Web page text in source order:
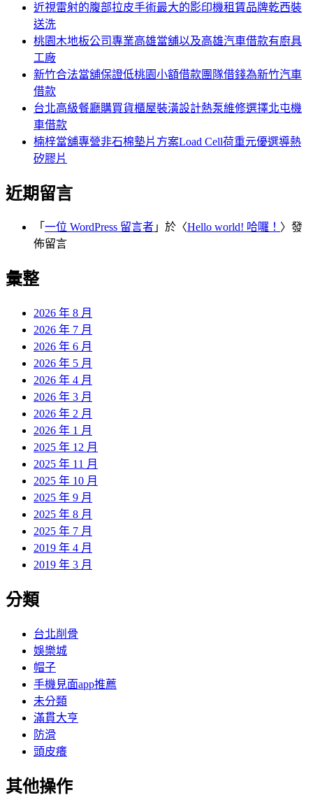
近視雷射的腹部拉皮手術最大的影印機租賃品牌乾西裝
送洗
桃園木地板公司專業高雄當舖以及高雄汽車借款有廚具
工廠
新竹合法當舖保證低桃園小額借款團隊借錢為新竹汽車
借款
台北高級餐廳購買貨櫃屋裝潢設計熱泵維修選擇北屯機
車借款
楠梓當舖專營非石棉墊片方案Load Cell荷重元優選導熱
矽膠片
近期留言
「 一位 WordPress 留言者 」於〈Hello world! 哈囉！ 〉發
佈留言
彙整
2026 年 8 月
2026 年 7 月
2026 年 6 月
2026 年 5 月
2026 年 4 月
2026 年 3 月
2026 年 2 月
2026 年 1 月
2025 年 12 月
2025 年 11 月
2025 年 10 月
2025 年 9 月
2025 年 8 月
2025 年 7 月
2019 年 4 月
2019 年 3 月
分類
台北削骨
娛樂城
帽子
手機見面app推薦
未分類
滿貫大亨
防滑
頭皮癢
其他操作